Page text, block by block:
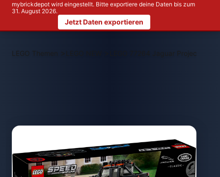
mybrickdepot wird eingestellt. Bitte exportiere deine Daten bis zum
31. August 2026.
Jetzt Daten exportieren
LEGO Themen > LEGO 77264 Jaguar Project 7 &